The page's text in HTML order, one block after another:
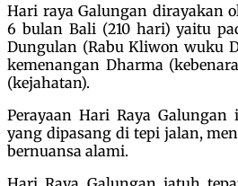
Hari raya Galungan dirayakan
6 bulan Bali (210 hari) yaitu
Dungulan (Rabu Kliwon wuku
kemenangan Dharma
(kejahatan).
Perayaan Hari Raya
yang dipasang di tepi jalan,
bernuansa alami.